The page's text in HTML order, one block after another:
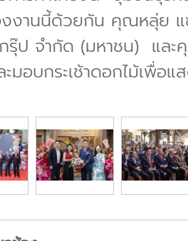
งานนี้ด้วยกัน คุณหลุ่ย แ
กรุ๊ป จำกัด (มหาชน) แล
ะมอบกระเช้าดอกไม้เพื่อ